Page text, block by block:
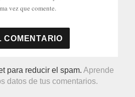
vez que comente.
para reducir el spam.Aprende
datos de tus comentarios.